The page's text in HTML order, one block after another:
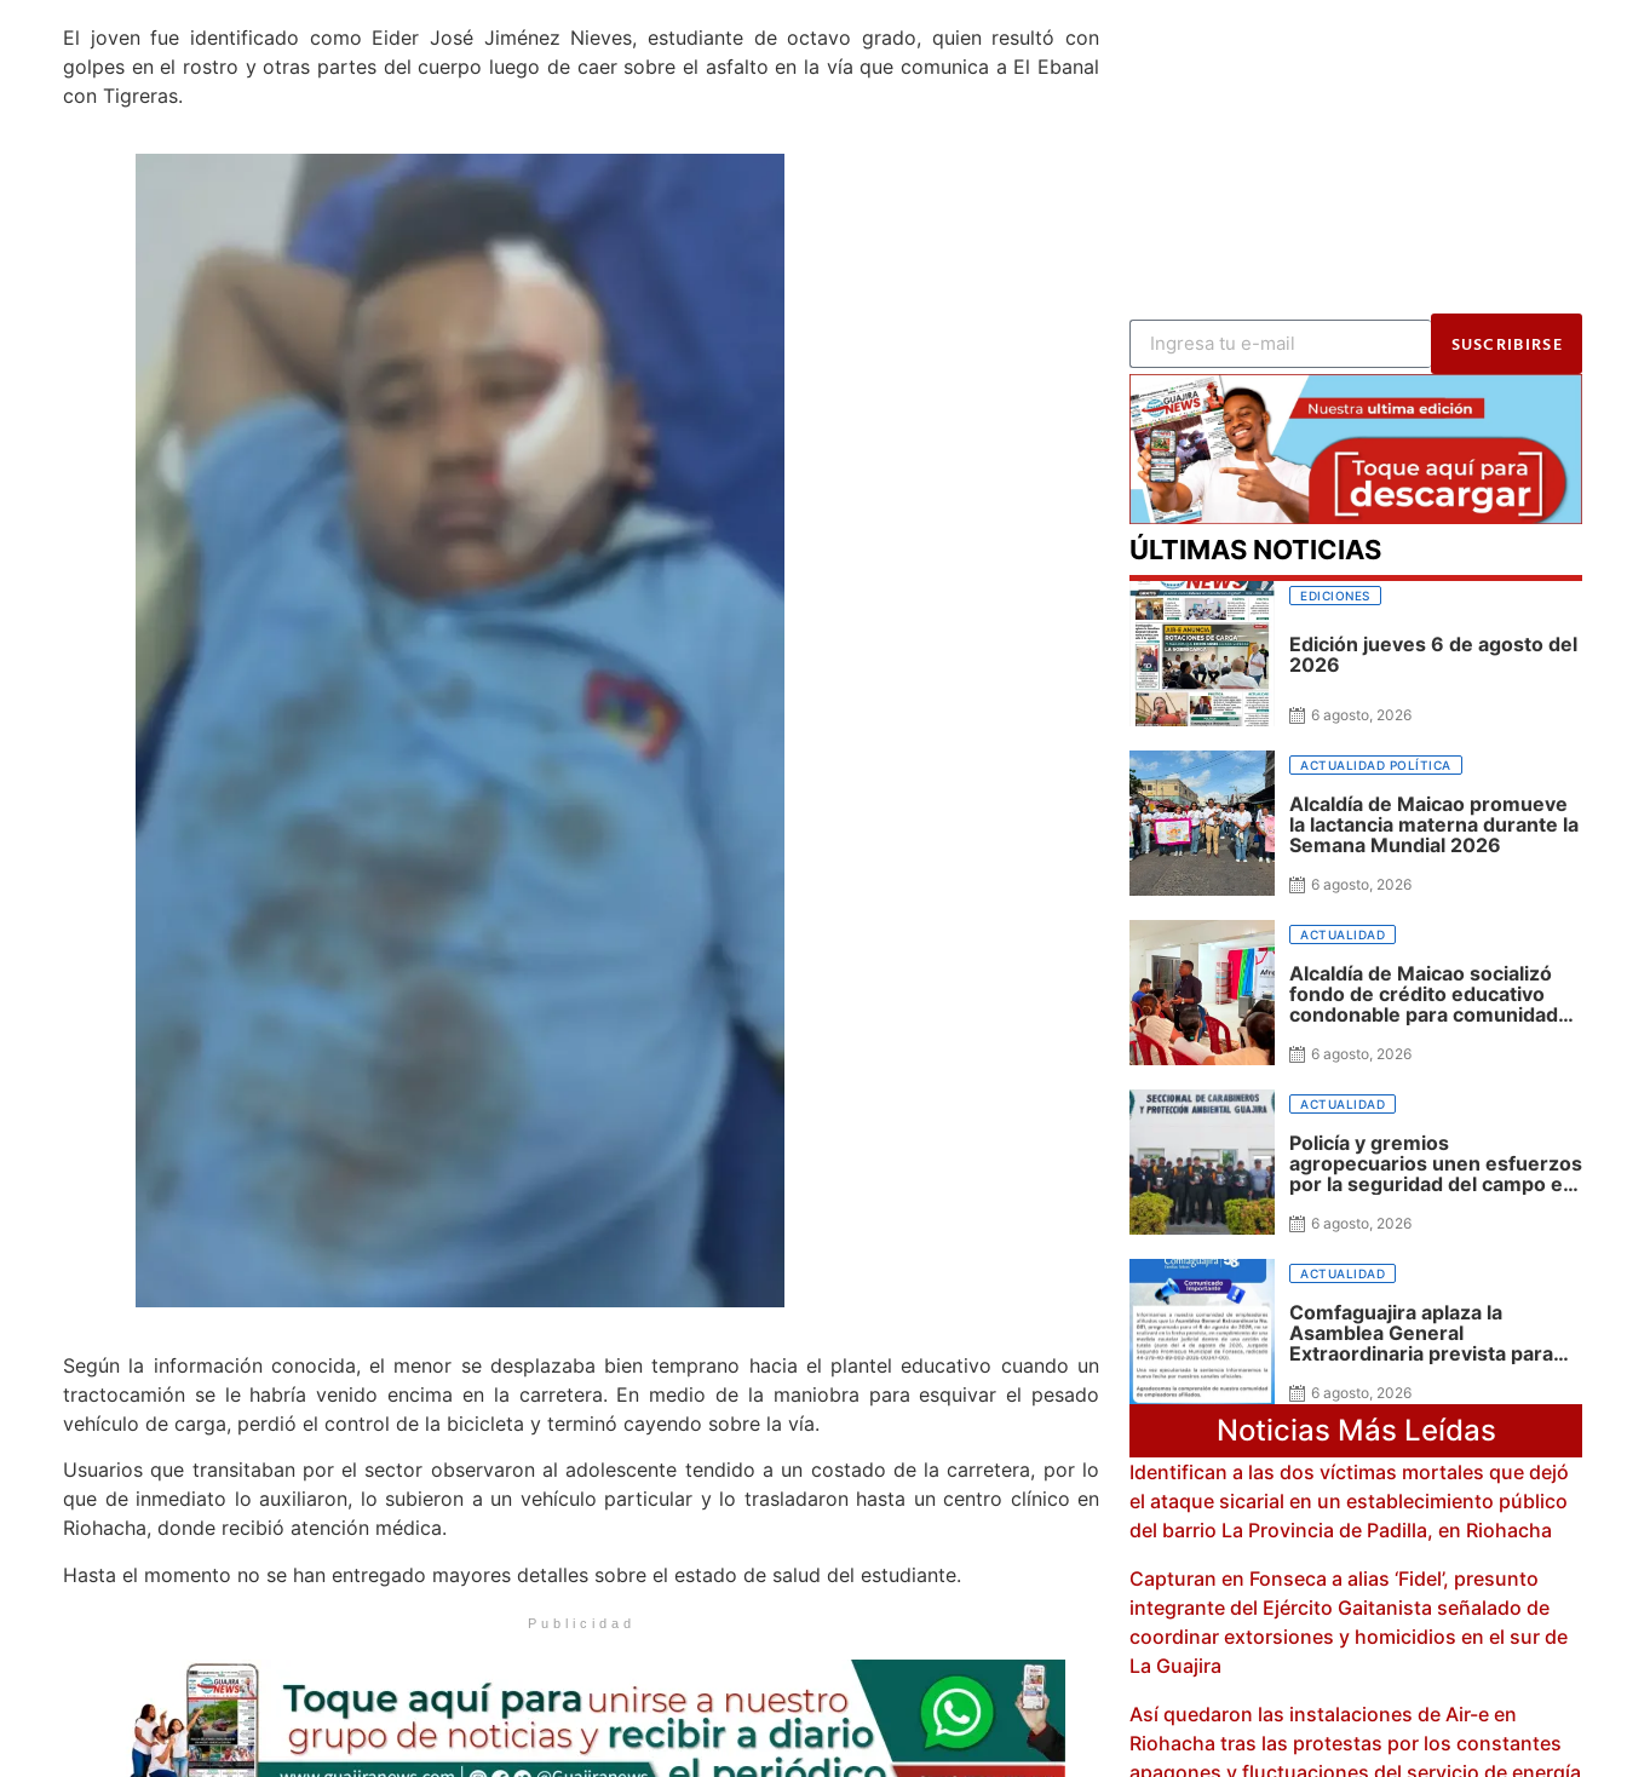
El joven fue identificado como Eider José Jiménez Nieves, estudiante de octavo grado, quien resultó con
golpes en el rostro y otras partes del cuerpo luego de caer sobre el asfalto en la vía que comunica a El Ebanal
con Tigreras.
Según la información conocida, el menor se desplazaba bien temprano hacia el plantel educativo cuando un
tractocamión se le habría venido encima en la carretera. En medio de la maniobra para esquivar el pesado
vehículo de carga, perdió el control de la bicicleta y terminó cayendo sobre la vía.
Usuarios que transitaban por el sector observaron al adolescente tendido a un costado de la carretera, por lo
que de inmediato lo auxiliaron, lo subieron a un vehículo particular y lo trasladaron hasta un centro clínico en
Riohacha, donde recibió atención médica.
Hasta el momento no se han entregado mayores detalles sobre el estado de salud del estudiante.
Publicidad
SUSCRIBIRSE
ÚLTIMAS NOTICIAS
EDICIONES
Edición jueves 6 de agosto del
2026
6 agosto, 2026
ACTUALIDAD POLÍTICA
Alcaldía de Maicao promueve
la lactancia materna durante la
Semana Mundial 2026
6 agosto, 2026
ACTUALIDAD
Alcaldía de Maicao socializó
fondo de crédito educativo
condonable para comunidades
6 agosto, 2026
ACTUALIDAD
Policía y gremios
agropecuarios unen esfuerzos
por la seguridad del campo en
6 agosto, 2026
ACTUALIDAD
Comfaguajira aplaza la
Asamblea General
Extraordinaria prevista para
6 agosto, 2026
Noticias Más Leídas
Identifican a las dos víctimas mortales que dejó
el ataque sicarial en un establecimiento público
del barrio La Provincia de Padilla, en Riohacha
Capturan en Fonseca a alias ‘Fidel’, presunto
integrante del Ejército Gaitanista señalado de
coordinar extorsiones y homicidios en el sur de
La Guajira
Así quedaron las instalaciones de Air-e en
Riohacha tras las protestas por los constantes